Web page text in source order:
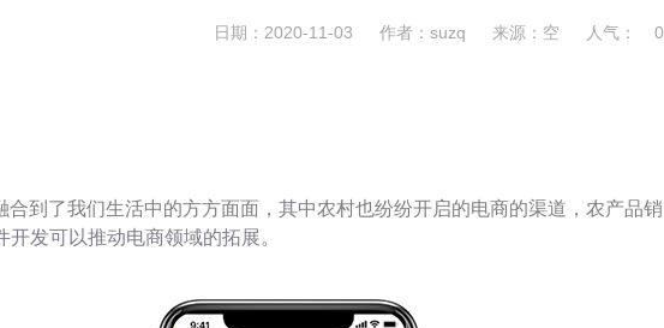
日期：2020-11-03 作者：suzq 来源：空 人气： 0
合到了我们生活中的方方面面，其中农村也纷纷开启的电商的渠道，农产品销
开发可以推动电商领域的拓展。